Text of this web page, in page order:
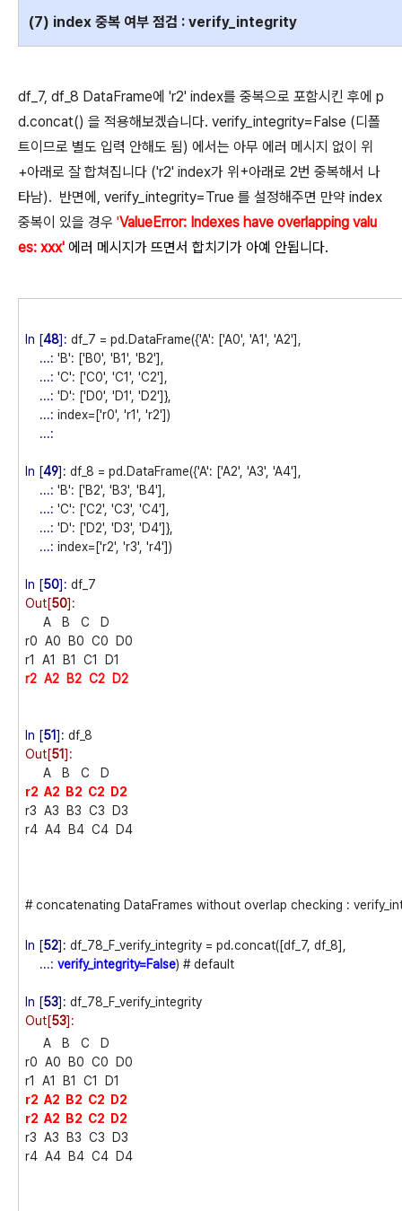
(7) index 중복 여부 점검 : verify_integrity
df_7, df_8 DataFrame에 'r2' index를 중복으로 포함시킨 후에 p
d.concat() 을 적용해보겠습니다. verify_integrity=False (디폴
트이므로 별도 입력 안해도 됨) 에서는 아무 에러 메시지 없이 위
+아래로 잘 합쳐집니다 ('r2' index가 위+아래로 2번 중복해서 나
타남). 반면에, verify_integrity=True 를 설정해주면 만약 index
중복이 있을 경우 'ValueError: Indexes have overlapping valu
es: xxx' 에러 메시지가 뜨면서 합치기가 아예 안됩니다.
In [48]: df_7 = pd.DataFrame({'A': ['A0', 'A1', 'A2'],
...: 'B': ['B0', 'B1', 'B2'],
...: 'C': ['C0', 'C1', 'C2'],
...: 'D': ['D0', 'D1', 'D2']},
...: index=['r0', 'r1', 'r2'])
...:
In [49]: df_8 = pd.DataFrame({'A': ['A2', 'A3', 'A4'],
...: 'B': ['B2', 'B3', 'B4'],
...: 'C': ['C2', 'C3', 'C4'],
...: 'D': ['D2', 'D3', 'D4']},
...: index=['r2', 'r3', 'r4'])
In [50]: df_7
Out[50]:
A B C D
r0 A0 B0 C0 D0
r1 A1 B1 C1 D1
r2 A2 B2 C2 D2
In [51]: df_8
Out[51]:
A B C D
r2 A2 B2 C2 D2
r3 A3 B3 C3 D3
r4 A4 B4 C4 D4
# concatenating DataFrames without overlap checking :
In [52]: df_78_F_verify_integrity = pd.concat([df_7, df_8],
...: verify_integrity=False) # default
In [53]: df_78_F_verify_integrity
Out[53]:
A B C D
r0 A0 B0 C0 D0
r1 A1 B1 C1 D1
r2 A2 B2 C2 D2
r2 A2 B2 C2 D2
r3 A3 B3 C3 D3
r4 A4 B4 C4 D4